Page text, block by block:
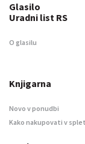
Glasilo
Uradni list RS
O glasilu
Knjigarna
Novo v ponudbi
Kako nakupovati v